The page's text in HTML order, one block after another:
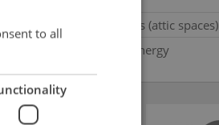
Garrets (attic spaces)
Low-energy
to all